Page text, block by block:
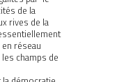
de la
rives de la
réseau
champs de